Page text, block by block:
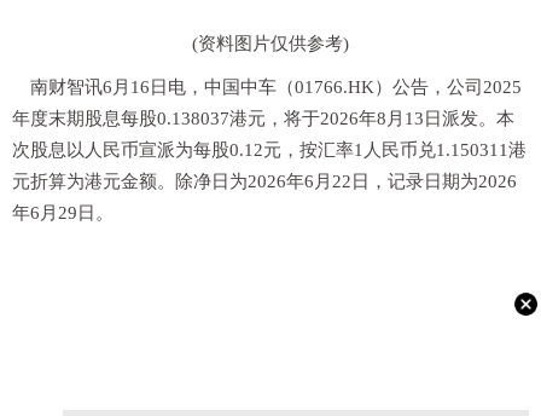
(资料图片仅供参考)
南财智讯6月16日电，中国中车（01766.HK）公告，公司2025
年度末期股息每股0.138037港元，将于2026年8月13日派发。本
次股息以人民币宣派为每股0.12元，按汇率1人民币兑1.150311港
元折算为港元金额。除净日为2026年6月22日，记录日期为2026
年6月29日。